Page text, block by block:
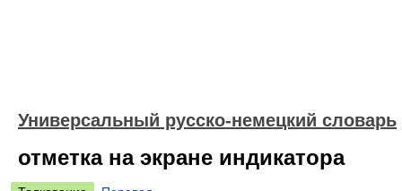
Универсальный русско-немецкий словарь
отметка на экране индикатора